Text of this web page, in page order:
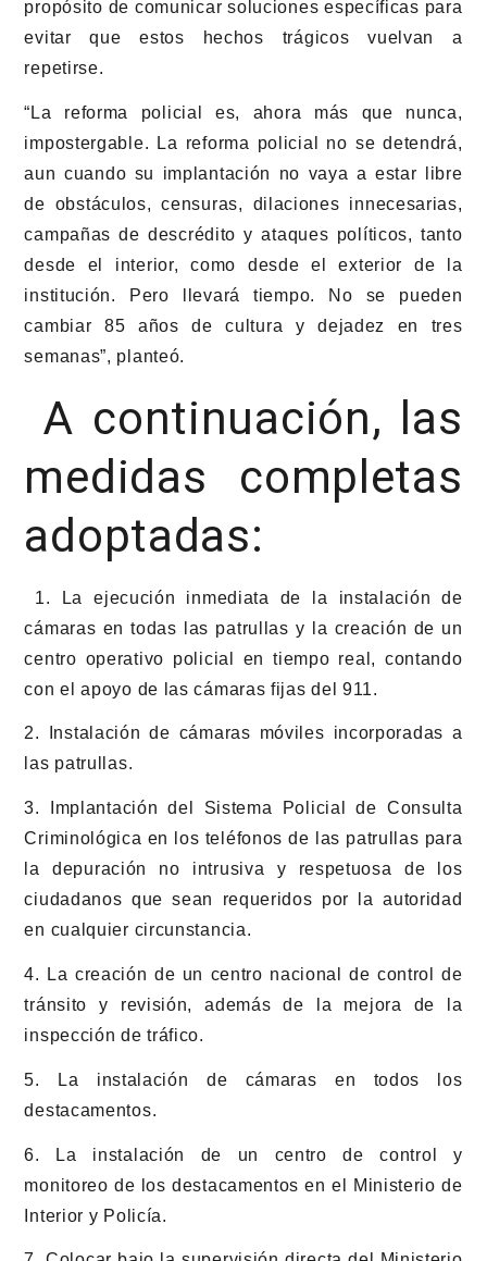
propósito de comunicar soluciones específicas para
evitar que estos hechos trágicos vuelvan a
repetirse.
“La reforma policial es, ahora más que nunca,
impostergable. La reforma policial no se detendrá,
aun cuando su implantación no vaya a estar libre
de obstáculos, censuras, dilaciones innecesarias,
campañas de descrédito y ataques políticos, tanto
desde el interior, como desde el exterior de la
institución. Pero llevará tiempo. No se pueden
cambiar 85 años de cultura y dejadez en tres
semanas”, planteó.
A continuación, las
medidas completas
adoptadas:
1. La ejecución inmediata de la instalación de
cámaras en todas las patrullas y la creación de un
centro operativo policial en tiempo real, contando
con el apoyo de las cámaras fijas del 911.
2. Instalación de cámaras móviles incorporadas a
las patrullas.
3. Implantación del Sistema Policial de Consulta
Criminológica en los teléfonos de las patrullas para
la depuración no intrusiva y respetuosa de los
ciudadanos que sean requeridos por la autoridad
en cualquier circunstancia.
4. La creación de un centro nacional de control de
tránsito y revisión, además de la mejora de la
inspección de tráfico.
5. La instalación de cámaras en todos los
destacamentos.
6. La instalación de un centro de control y
monitoreo de los destacamentos en el Ministerio de
Interior y Policía.